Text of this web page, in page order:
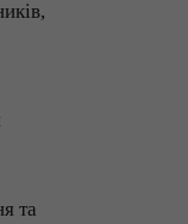
та